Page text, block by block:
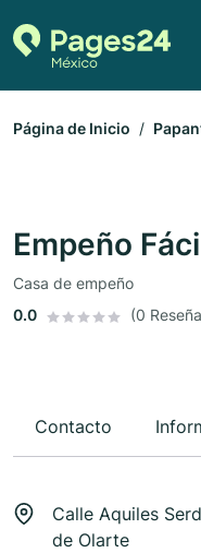
Página de Inicio
Empeño
Casa de empeño
0.0
(0
Contacto
Calle Aquiles
de Olarte